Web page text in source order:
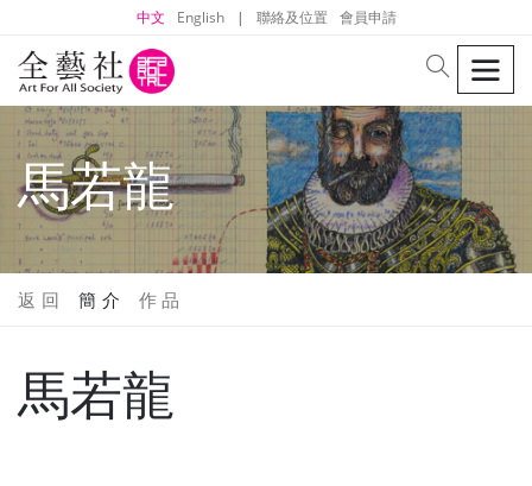
中文 English | 聯絡及位置 會員申請
search
馬若龍
返 回 簡 介 作 品
馬若龍